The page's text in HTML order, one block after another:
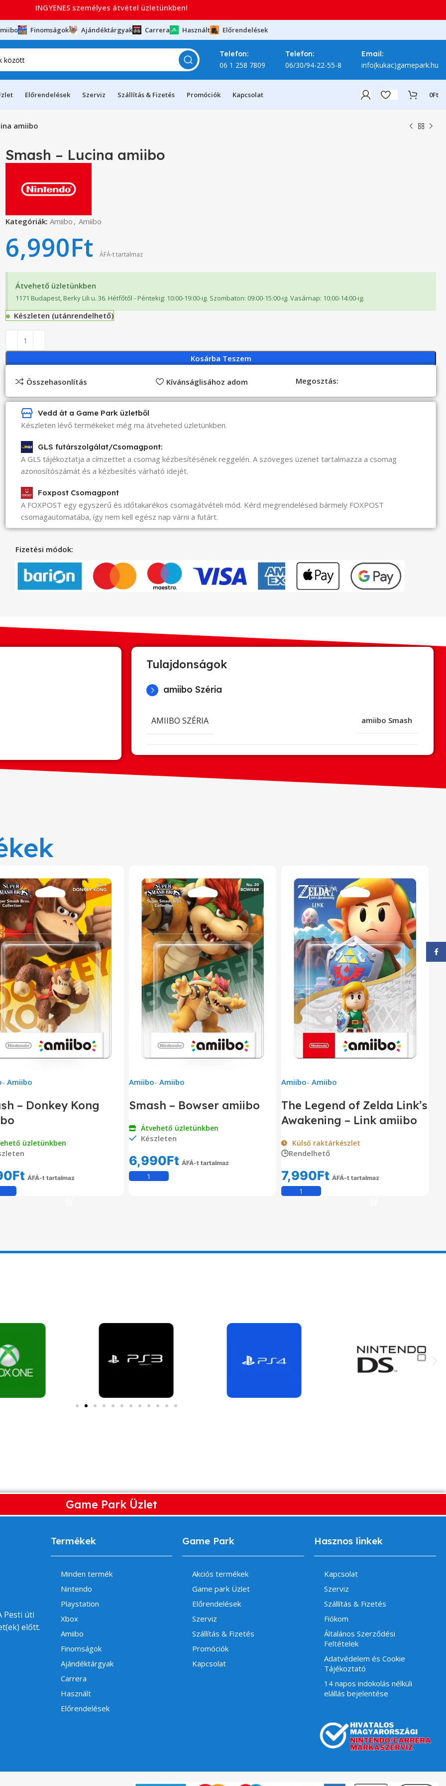
Finomságok Ajándéktárgyak Carrera Használt Előrendelések
Telefon:
06 1 258 7809
Telefon:
06/30/94-22-55-8
Email:
info(kukac)gamepark.hu
Előrendelések Szerviz Szállítás & Fizetés Promóciók Kapcsolat 0Ft
amiibo
Smash – Lucina amiibo
Kategóriák: Amiibo , Amiibo
6,990Ft ÁFÁ-t tartalmaz
Átvehető üzletünkben
1171 Budapest, Berky Lili u. 36. Hétfőtől - Péntekig: 10:00-19:00-ig. Szombaton: 09:00-15:00-ig. Vasárnap: 10:00-14:00-ig.
Készleten (utánrendelhető)
Kosárba Teszem
Összehasonlítás Kívánságlisához adom Megosztás:
Vedd át a Game Park üzletből
Készleten lévő termékeket még ma átveheted üzletünkben.
GLS futárszolgálat/Csomagpont:
A GLS tájékoztatja a címzettet a csomag kézbesítésének reggelén. A szöveges üzenet tartalmazza a csomag
azonosítószámát és a kézbesítés várható idejét.
Foxpost Csomagpont
A FOXPOST egy egyszerű és időtakarékos csomagátvételi mód. Kérd megrendelésed bármely FOXPOST
csomagautomatába, így nem kell egész nap várni a futárt.
Fizetési módok:
Tulajdonságok
amiibo Széria
AMIIBO SZÉRIA amiibo Smash
- Amiibo
– Donkey Kong
üzletünkben
Ft ÁFÁ-t tartalmaz
Amiibo- Amiibo
Smash – Bowser amiibo
Átvehető üzletünkben
Készleten
6,990Ft ÁFÁ-t tartalmaz
Amiibo- Amiibo
The Legend of Zelda Link’s
Awakening – Link amiibo
Külső raktárkészlet
🕒Rendelhető
7,990Ft ÁFÁ-t tartalmaz
Game Park Üzlet
Pesti úti
előtt.
Termékek
Minden termék
Nintendo
Playstation
Xbox
Amiibo
Finomságok
Ajándéktárgyak
Carrera
Használt
Előrendelések
Game Park
Akciós termékek
Game park Üzlet
Előrendelések
Szerviz
Szállítás & Fizetés
Promóciók
Kapcsolat
Hasznos linkek
Kapcsolat
Szerviz
Szállítás & Fizetés
Fiókom
Általános Szerződési
Feltételek
Adatvédelem és Cookie
Tájékoztató
14 napos indokolás nélküli
elállás bejelentése
INGYENES személyes átvétel üzletünkben!